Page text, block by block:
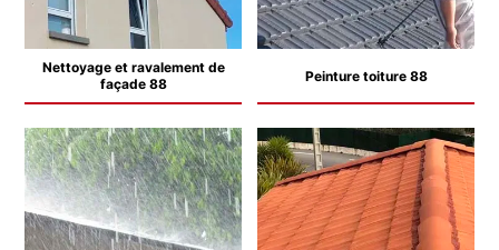
Nettoyage et ravalement de
façade 88
Peinture toiture 88